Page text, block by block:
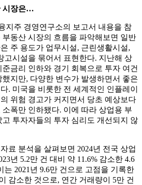
시장은…
지주 경영연구소의 보고서 내용을 참
부동산 시장의 흐름을 파악해보면 일반
주 용도가 업무시설, 근린생활시설,
고시설을 묶어서 표현한다. 지난해 상
금리 인하와 경기 회복으로 투자 여건
지만, 다양한 변수가 발생하면서 좋은
. 미국을 비롯한 전 세계적인 인플레이
위험 경고가 커지면서 당초 예상보다
폭만 인하됐다. 이에 따라 상업용 부
투자자들의 투자 심리도 개선되지 않
료 분석을 살펴보면 2024년 전국 상업
년 5.2만 건 대비 약 11.6% 감소한 4.6
는 2021년 9.6만 건으로 고점을 기록한
감소한 것으로, 연간 거래량이 5만 건